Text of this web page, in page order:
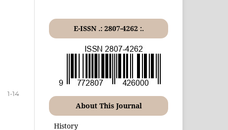
1-14
E-ISSN .: 2807-4262 :.
About This Journal
History